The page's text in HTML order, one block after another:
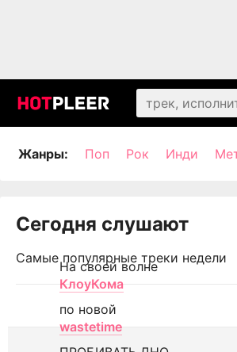
Жанры: Поп Рок Инди
Сегодня слушают
Самые популярные треки недели
На своей волне
КлоуКома
по новой
wastetime